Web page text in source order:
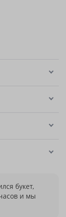
букет,
и мы